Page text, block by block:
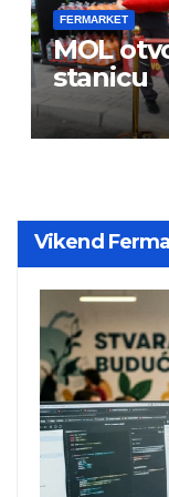
FERMARKET
MOL
stanicu
Vikend